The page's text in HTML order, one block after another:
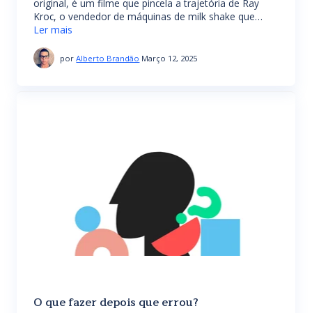
original, é um filme que pincela a trajetória de Ray
Kroc, o vendedor de máquinas de milk shake que…
Ler mais
porAlberto Brandão Março 12, 2025
O que fazer depois que errou?